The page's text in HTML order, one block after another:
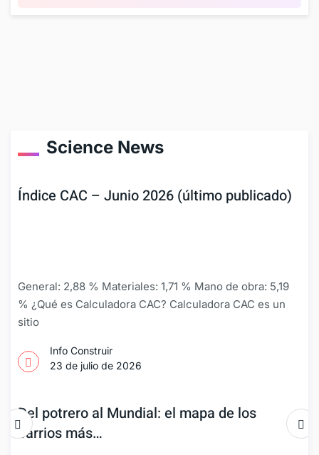
Science News
Índice CAC – Junio 2026 (último publicado)
General: 2,88 % Materiales: 1,71 % Mano de obra: 5,19
% ¿Qué es Calculadora CAC? Calculadora CAC es un
sitio
Info Construir
23 de julio de 2026
Del potrero al Mundial: el mapa de los
barrios más…